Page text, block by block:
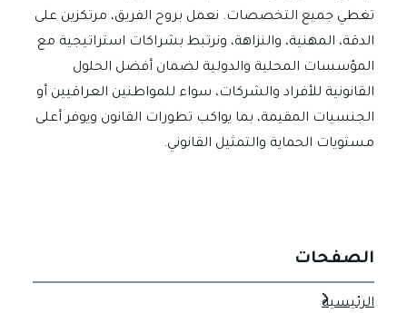
تغطي جميع التخصصات. نعمل بروح الفريق، مرتكزين على
الدقة، المهنية، والنزاهة، ونرتبط بشراكات استراتيجية مع
المؤسسات المحلية والدولية لضمان أفضل الحلول
القانونية للأفراد والشركات، سواء للمواطنين العراقيين أو
الجنسيات المقيمة، بما يواكب تطورات القانون ويوفر أعلى
مستويات الحماية والتمثيل القانوني.
الصفحات
الرئيسية